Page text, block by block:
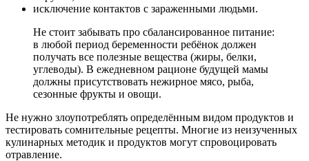
исключение контактов с зараженными людьми.
Не стоит забывать про сбалансированное питание:
в любой период беременности ребёнок должен
получать все полезные вещества (жиры, белки,
углеводы). В ежедневном рационе будущей мамы
должны присутствовать нежирное мясо, рыба,
сезонные фрукты и овощи.
Не нужно злоупотреблять определённым видом продуктов и
тестировать сомнительные рецепты. Многие из неизученных
кулинарных методик и продуктов могут спровоцировать
отравление.